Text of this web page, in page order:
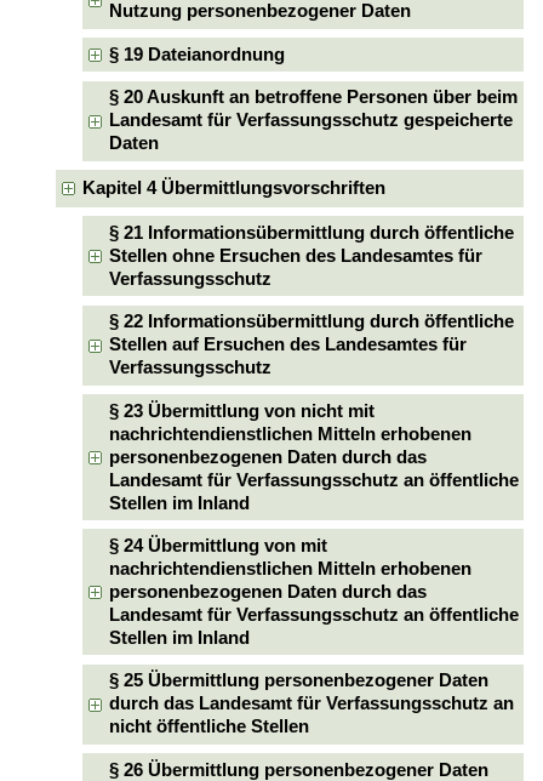
Nutzung personenbezogener Daten
§ 19 Dateianordnung
§ 20 Auskunft an betroffene Personen über beim
Landesamt für Verfassungsschutz gespeicherte
Daten
Kapitel 4 Übermittlungsvorschriften
§ 21 Informationsübermittlung durch öffentliche
Stellen ohne Ersuchen des Landesamtes für
Verfassungsschutz
§ 22 Informationsübermittlung durch öffentliche
Stellen auf Ersuchen des Landesamtes für
Verfassungsschutz
§ 23 Übermittlung von nicht mit
nachrichtendienstlichen Mitteln erhobenen
personenbezogenen Daten durch das
Landesamt für Verfassungsschutz an öffentliche
Stellen im Inland
§ 24 Übermittlung von mit
nachrichtendienstlichen Mitteln erhobenen
personenbezogenen Daten durch das
Landesamt für Verfassungsschutz an öffentliche
Stellen im Inland
§ 25 Übermittlung personenbezogener Daten
durch das Landesamt für Verfassungsschutz an
nicht öffentliche Stellen
§ 26 Übermittlung personenbezogener Daten